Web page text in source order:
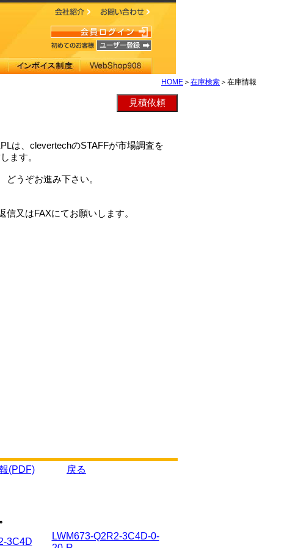
HOME ＞ 在庫検索 ＞在庫情報
は、clevertechのSTAFFが市場調査を
ます。
うぞお進み下さい。
又はFAXにてお願いします。
(PDF) 戻る
3C4D
LWM673-Q2R2-3C4D-0-